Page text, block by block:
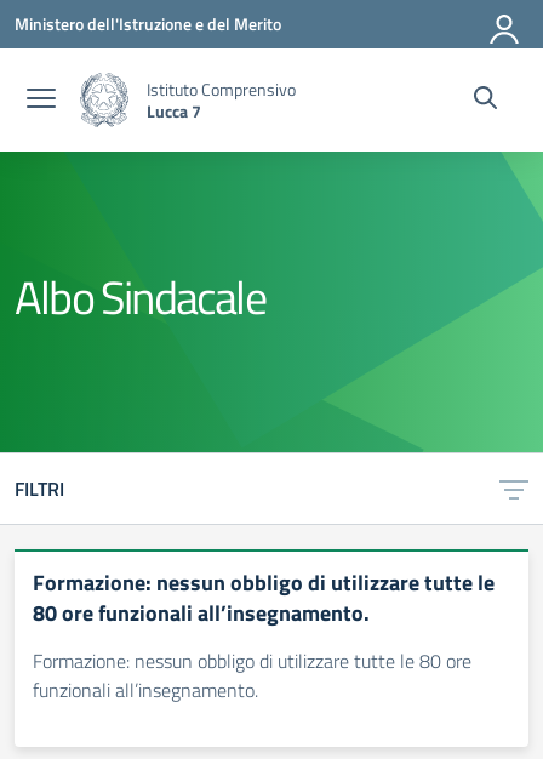
Vai ai contenuti
Vai al menu di navigazione
Vai al footer
Ministero dell'Istruzione e del Merito
Istituto Comprensivo
Lucca 7
Albo Sindacale
FILTRI
Formazione: nessun obbligo di utilizzare tutte le
80 ore funzionali all’insegnamento.
Formazione: nessun obbligo di utilizzare tutte le 80 ore
funzionali all’insegnamento.